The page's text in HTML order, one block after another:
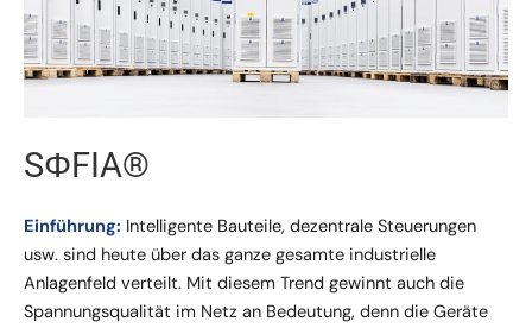
SΦFIA®
Einführung: Intelligente Bauteile, dezentrale Steuerungen
usw. sind heute über das ganze gesamte industrielle
Anlagenfeld verteilt. Mit diesem Trend gewinnt auch die
Spannungsqualität im Netz an Bedeutung, denn die Geräte